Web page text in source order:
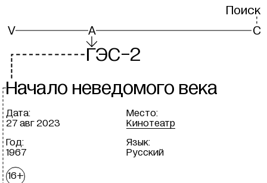
Поиск
V
A C
ГЭС-2
Начало неведомого века
Дата:
27 авг 2023
Место:
Кинотеатр
Год:
1967
Язык:
Русский
16+